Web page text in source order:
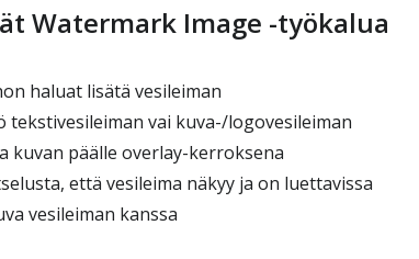
Watermark Image -työkalua
haluat lisätä vesileiman
tekstivesileiman vai kuva-/logovesileiman
kuvan päälle overlay-kerroksena
että vesileima näkyy ja on luettavissa
vesileiman kanssa